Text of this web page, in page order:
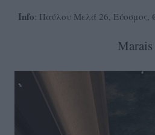
Info: Παύλου Μελά 26, Εύοσμος,
Marais